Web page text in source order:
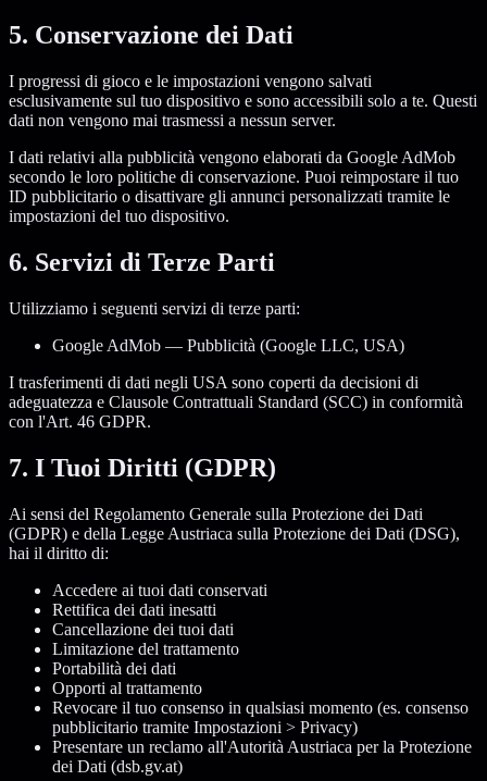
5. Conservazione dei Dati
I progressi di gioco e le impostazioni vengono salvati
esclusivamente sul tuo dispositivo e sono accessibili solo a te. Questi
dati non vengono mai trasmessi a nessun server.
I dati relativi alla pubblicità vengono elaborati da Google AdMob
secondo le loro politiche di conservazione. Puoi reimpostare il tuo
ID pubblicitario o disattivare gli annunci personalizzati tramite le
impostazioni del tuo dispositivo.
6. Servizi di Terze Parti
Utilizziamo i seguenti servizi di terze parti:
Google AdMob — Pubblicità (Google LLC, USA)
I trasferimenti di dati negli USA sono coperti da decisioni di
adeguatezza e Clausole Contrattuali Standard (SCC) in conformità
con l'Art. 46 GDPR.
7. I Tuoi Diritti (GDPR)
Ai sensi del Regolamento Generale sulla Protezione dei Dati
(GDPR) e della Legge Austriaca sulla Protezione dei Dati (DSG),
hai il diritto di:
Accedere ai tuoi dati conservati
Rettifica dei dati inesatti
Cancellazione dei tuoi dati
Limitazione del trattamento
Portabilità dei dati
Opporti al trattamento
Revocare il tuo consenso in qualsiasi momento (es. consenso
pubblicitario tramite Impostazioni > Privacy)
Presentare un reclamo all'Autorità Austriaca per la Protezione
dei Dati (dsb.gv.at)